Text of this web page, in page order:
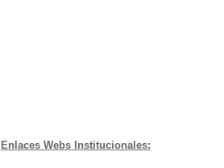
Enlaces Webs Institucionales: